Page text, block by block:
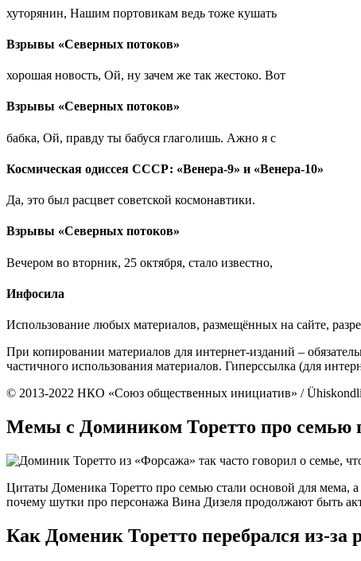
хуторянин, Нашим портовикам ведь тоже кушать
Взрывы «Северных потоков»
хорошая новость, Ой, ну зачем же так жестоко. Вот
Взрывы «Северных потоков»
бабка, Ой, правду ты бабуся глаголишь. Ажно я с
Космическая одиссея СССР: «Венера-9» и «Венера-10»
Да, это был расцвет советской космонавтики.
Взрывы «Северных потоков»
Вечером во вторник, 25 октября, стало известно,
Инфосила
Использование любых материалов, размещённых на сайте,
При копировании материалов для интернет-изданий –
частичного использования материалов. Гиперссылка (для
© 2013-2022 НКО «Союз общественных инициатив» /
Мемы с Домиником Торетто про семью
Цитаты Доменика Торетто про семью стали основой для мема,
почему шутки про персонажа Вина Дизеля продолжают быть
Как Доменик Торетто перебрался из-за